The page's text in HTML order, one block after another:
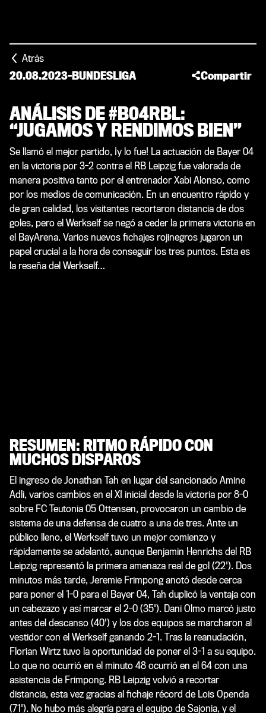
Atrás
20.08.2023-BUNDESLIGA Compartir
ANÁLISIS DE #B04RBL:
“JUGAMOS Y RENDIMOS BIEN”
Se llamó el mejor partido, ¡y lo fue! La actuación de Bayer 04
en la victoria por 3-2 contra el RB Leipzig fue valorada de
manera positiva tanto por el entrenador Xabi Alonso, como
por los medios de comunicación. En un encuentro rápido y
de gran calidad, los visitantes recortaron distancia de dos
goles, pero el Werkself se negó a ceder la primera victoria en
el BayArena. Varios nuevos fichajes rojinegros jugaron un
papel crucial a la hora de conseguir los tres puntos. Esta es
la reseña del Werkself…
RESUMEN: RITMO RÁPIDO CON
MUCHOS DISPAROS
El ingreso de Jonathan Tah en lugar del sancionado Amine
Adli, varios cambios en el XI inicial desde la victoria por 8-0
sobre FC Teutonia 05 Ottensen, provocaron un cambio de
sistema de una defensa de cuatro a una de tres. Ante un
público lleno, el Werkself tuvo un mejor comienzo y
rápidamente se adelantó, aunque Benjamin Henrichs del RB
Leipzig representó la primera amenaza real de gol (22'). Dos
minutos más tarde, Jeremie Frimpong anotó desde cerca
para poner el 1-0 para el Bayer 04, Tah duplicó la ventaja con
un cabezazo y así marcar el 2-0 (35'). Dani Olmo marcó justo
antes del descanso (40') y los dos equipos se marcharon al
vestidor con el Werkself ganando 2-1. Tras la reanudación,
Florian Wirtz tuvo la oportunidad de poner el 3-1 a su equipo.
Lo que no ocurrió en el minuto 48 ocurrió en el 64 con una
asistencia de Frimpong. RB Leipzig volvió a recortar
distancia, esta vez gracias al fichaje récord de Lois Openda
(71'). No hubo más alegría para el equipo de Sajonia, y el